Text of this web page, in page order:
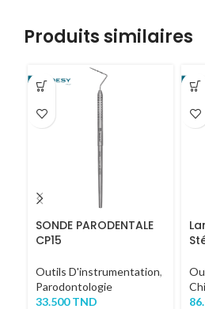
Produits similaires
SONDE PARODENTALE
CP15
Outils D'instrumentation,
Parodontologie
33.500TND